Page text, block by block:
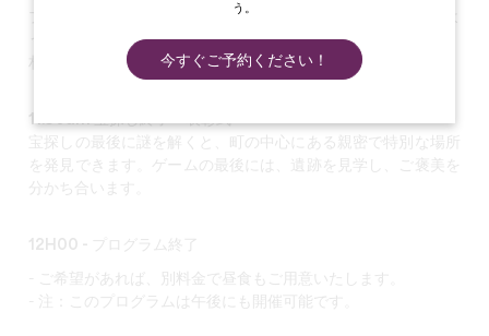
プをお渡しします。あなた次第で、最高のチームが勝ちますよ
村探検をお楽しみください。
11.30am 宝探し終了・表彰式
宝探しの最後に謎を解くと、町の中心にある親密で特別な場所
を発見できます。ゲームの最後には、遺跡を見学し、ご褒美を
分かち合います。
12H00 - プログラム終了
- ご希望があれば、別料金で昼食もご用意いたします。
- 注：このプログラムは午後にも開催可能です。
う。
今すぐご予約ください！